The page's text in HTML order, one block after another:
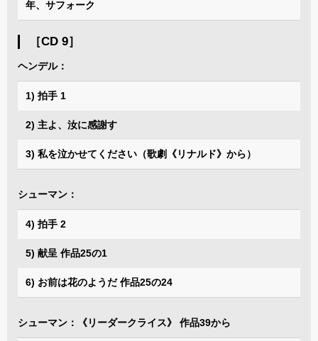
年、サフォーク
［CD 9］
ヘンデル：
1) 拍手 1
2) 主よ、汝に感謝す
3) 私を泣かせてください（歌劇《リナルド》から）
シューマン：
4) 拍手 2
5) 献呈 作品25の1
6) お前は花のようだ 作品25の24
シューマン：《リーダークライス》 作品39から